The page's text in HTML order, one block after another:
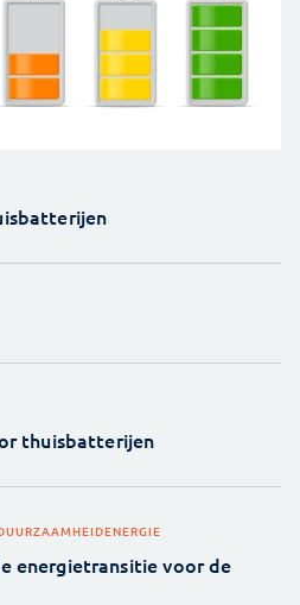
thuisbatterijen
ENERGIE
energietransitie voor de